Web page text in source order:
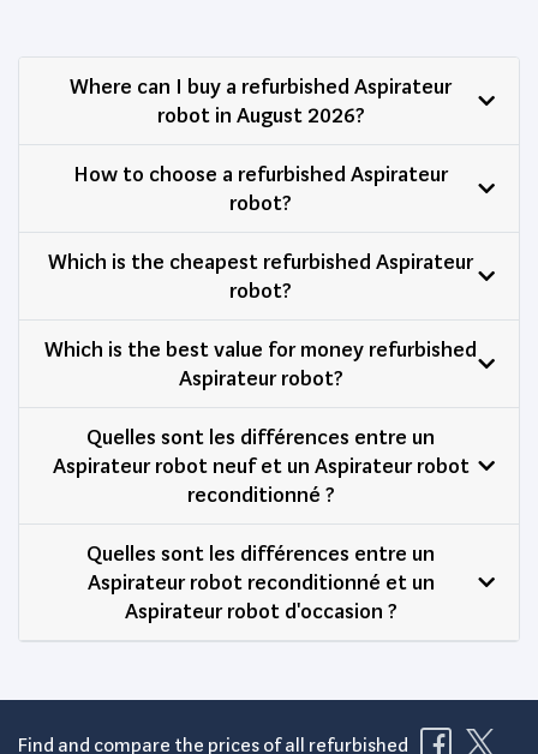
Where can I buy a refurbished Aspirateur
robot in August 2026?
How to choose a refurbished Aspirateur
robot?
Which is the cheapest refurbished Aspirateur
robot?
Which is the best value for money refurbished
Aspirateur robot?
Quelles sont les différences entre un
Aspirateur robot neuf et un Aspirateur robot
reconditionné ?
Quelles sont les différences entre un
Aspirateur robot reconditionné et un
Aspirateur robot d'occasion ?
Find and compare the prices of all refurbished